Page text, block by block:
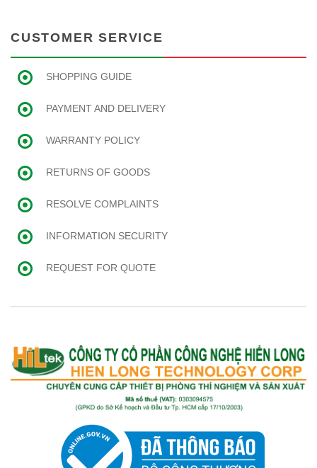
CUSTOMER SERVICE
SHOPPING GUIDE
PAYMENT AND DELIVERY
WARRANTY POLICY
RETURNS OF GOODS
RESOLVE COMPLAINTS
INFORMATION SECURITY
REQUEST FOR QUOTE